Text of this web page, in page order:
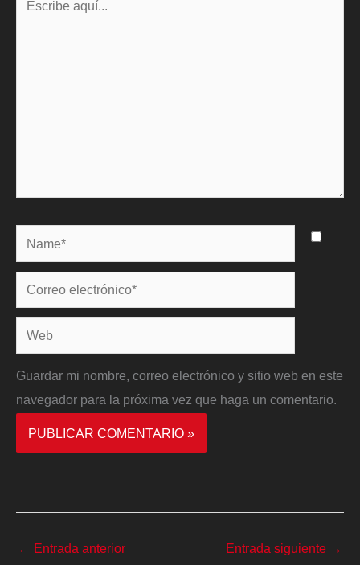
Name*
Correo
electrónico*
Web
Guardar mi nombre, correo electrónico y sitio web en este
navegador para la próxima vez que haga un comentario.
← Entrada anterior Entrada siguiente →